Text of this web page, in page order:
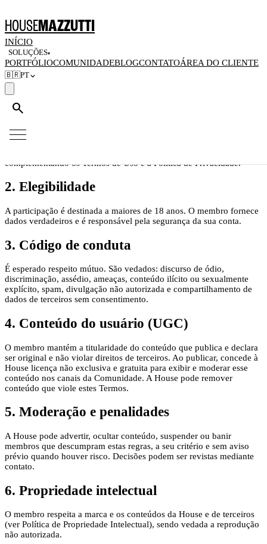
HOUSEMAZZUTTI
INÍCIO
SOLUÇÕES▾
PORTFÓLIOCOMUNIDADEBLOGCONTATOÁREA DO CLIENTE
🇧🇷PT
search
Termos e Código de Conduta da
Comunidade
Última atualização:
1. Objeto
Estes Termos regulam a participação na Comunidade da House
Mazzutti (HOUSE MAZZUTTI PRODUÇÕES LTDA, CNPJ
complementando os Termos de Uso e a Política de Privacidade.
2. Elegibilidade
A participação é destinada a maiores de 18 anos. O membro fornece
dados verdadeiros e é responsável pela segurança da sua conta.
3. Código de conduta
É esperado respeito mútuo. São vedados: discurso de ódio,
discriminação, assédio, ameaças, conteúdo ilícito ou sexualmente
explícito, spam, divulgação não autorizada e compartilhamento de
dados de terceiros sem consentimento.
4. Conteúdo do usuário (UGC)
O membro mantém a titularidade do conteúdo que publica e declara
ser original e não violar direitos de terceiros. Ao publicar, concede à
House licença não exclusiva e gratuita para exibir e moderar esse
conteúdo nos canais da Comunidade. A House pode remover
conteúdo que viole estes Termos.
5. Moderação e penalidades
A House pode advertir, ocultar conteúdo, suspender ou banir
membros que descumpram estas regras, a seu critério e sem aviso
prévio quando houver risco. Decisões podem ser revistas mediante
contato.
6. Propriedade intelectual
O membro respeita a marca e os conteúdos da House e de terceiros
(ver Política de Propriedade Intelectual), sendo vedada a reprodução
não autorizada.